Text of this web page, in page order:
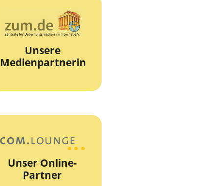
Unsere
Medienpartnerin
Die Zentrale für
zur Webseite
Unser Online-
Partner
COM.lounge